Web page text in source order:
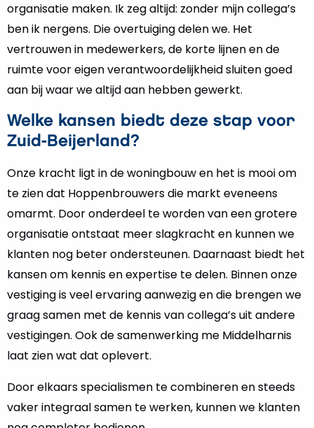
organisatie maken. Ik zeg altijd: zonder mijn collega’s
ben ik nergens. Die overtuiging delen we. Het
vertrouwen in medewerkers, de korte lijnen en de
ruimte voor eigen verantwoordelijkheid sluiten goed
aan bij waar we altijd aan hebben gewerkt.
Welke kansen biedt deze stap voor
Zuid-Beijerland?
Onze kracht ligt in de woningbouw en het is mooi om
te zien dat Hoppenbrouwers die markt eveneens
omarmt. Door onderdeel te worden van een grotere
organisatie ontstaat meer slagkracht en kunnen we
klanten nog beter ondersteunen. Daarnaast biedt het
kansen om kennis en expertise te delen. Binnen onze
vestiging is veel ervaring aanwezig en die brengen we
graag samen met de kennis van collega’s uit andere
vestigingen. Ook de samenwerking me Middelharnis
laat zien wat dat oplevert.
Door elkaars specialismen te combineren en steeds
vaker integraal samen te werken, kunnen we klanten